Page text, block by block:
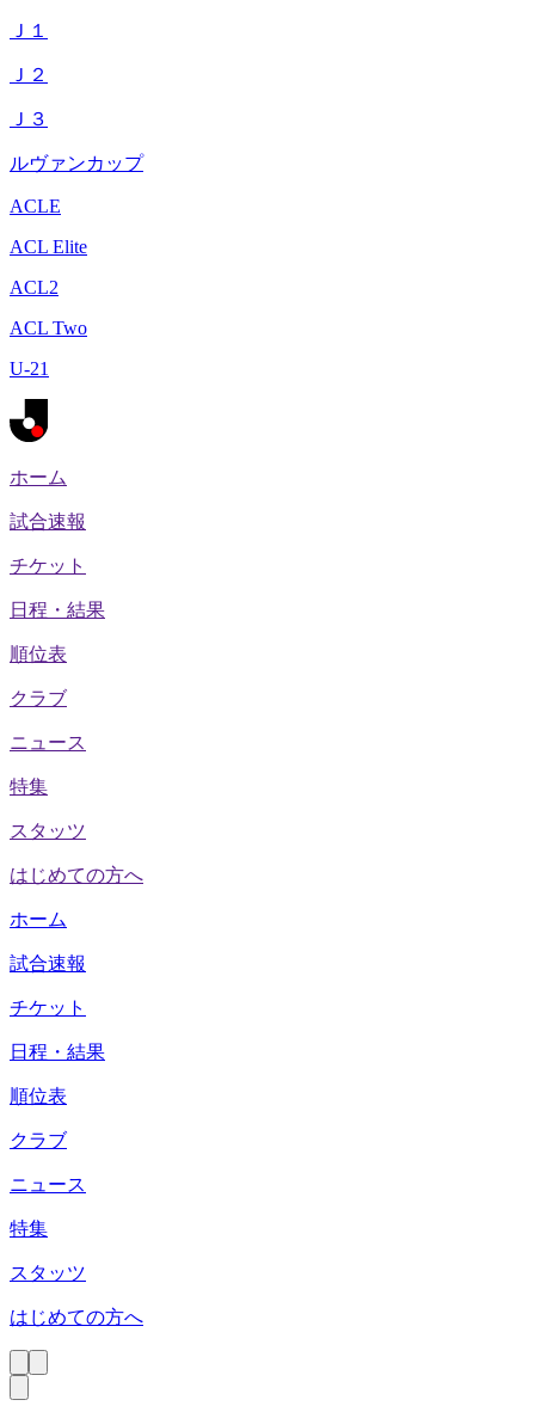
Ｊ１
Ｊ２
Ｊ３
ルヴァンカップ
ACLE
ACL Elite
ACL2
ACL Two
U-21
ホーム
試合速報
チケット
日程・結果
順位表
クラブ
ニュース
特集
スタッツ
はじめての方へ
ホーム
試合速報
チケット
日程・結果
順位表
クラブ
ニュース
特集
スタッツ
はじめての方へ